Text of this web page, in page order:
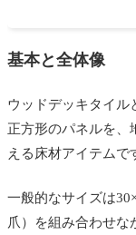
基本と全体像
ウッドデッキタイル
正方形のパネルを、
える床材アイテムで
一般的なサイズは
爪）を組み合わせな